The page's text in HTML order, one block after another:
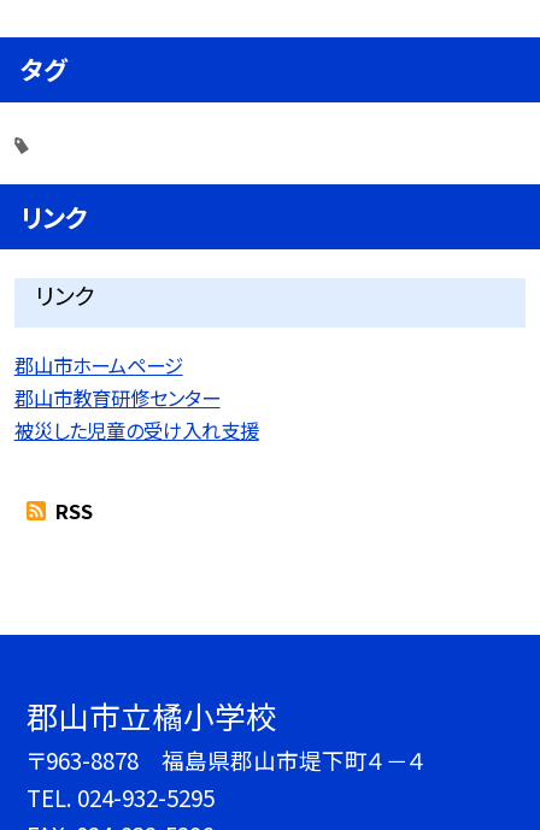
タグ
リンク
リンク
郡山市ホームページ
郡山市教育研修センター
被災した児童の受け入れ支援
RSS
郡山市立橘小学校
〒963-8878 福島県郡山市堤下町４－４
TEL. 024-932-5295